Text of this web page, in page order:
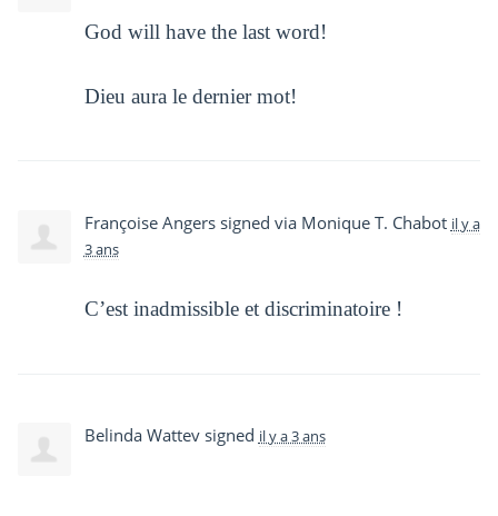
God will have the last word!
Dieu aura le dernier mot!
Françoise Angerssigned via Monique T. Chabot il y a
3 ans
C’est inadmissible et discriminatoire !
Belinda Wattevsigned il y a 3 ans